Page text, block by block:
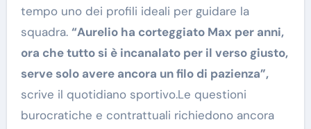
tempo uno dei profili ideali per guidare la
squadra. “Aurelio ha corteggiato Max per anni,
ora che tutto si è incanalato per il verso giusto,
serve solo avere ancora un filo di pazienza”,
scrive il quotidiano sportivo.Le questioni
burocratiche e contrattuali richiedono ancora